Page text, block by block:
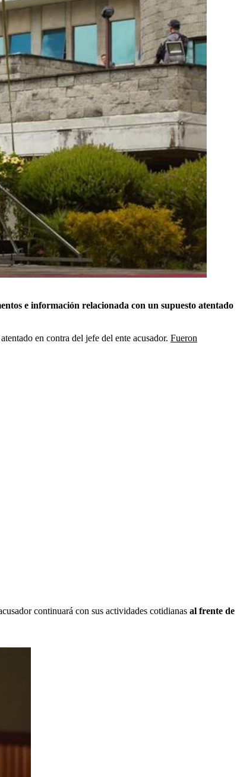
e información relacionada con un supuesto atentado
en contra del jefe del ente acusador. Fueron
continuará con sus actividades cotidianas al frente de